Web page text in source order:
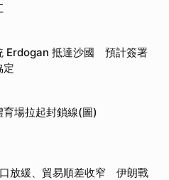
Erdogan 抵達沙國 預計簽署
定
育場拉起封鎖線(圖)
放緩、貿易順差收窄 伊朗戰